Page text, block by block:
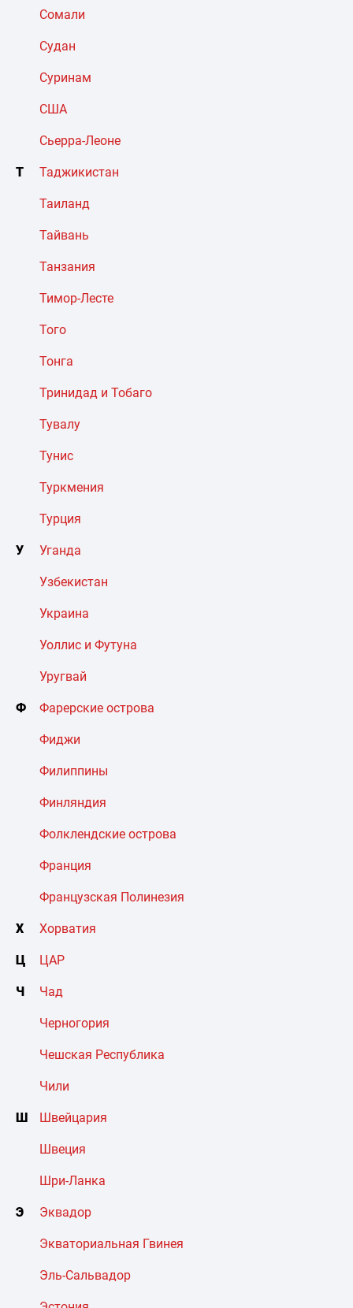
Сомали
Судан
Суринам
США
Сьерра-Леоне
Т Таджикистан
Таиланд
Тайвань
Танзания
Тимор-Лесте
Того
Тонга
Тринидад и Тобаго
Тувалу
Тунис
Туркмения
Турция
У Уганда
Узбекистан
Украина
Уоллис и Футуна
Уругвай
Ф Фарерские острова
Фиджи
Филиппины
Финляндия
Фолклендские острова
Франция
Французская Полинезия
Х Хорватия
Ц ЦАР
Ч Чад
Черногория
Чешская Республика
Чили
Ш Швейцария
Швеция
Шри-Ланка
Э Эквадор
Экваториальная Гвинея
Эль-Сальвадор